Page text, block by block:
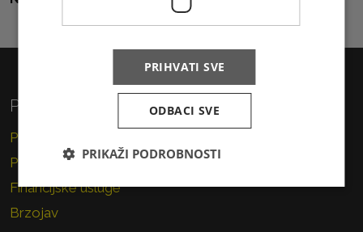
Privatni korisnici
Pismo
Paket
Financijske usluge
Brzojav
PRIHVATI SVE
ODBACI SVE
PRIKAŽI PODROBNOSTI